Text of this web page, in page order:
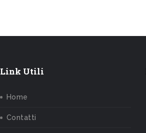
Link Utili
Home
Contatti